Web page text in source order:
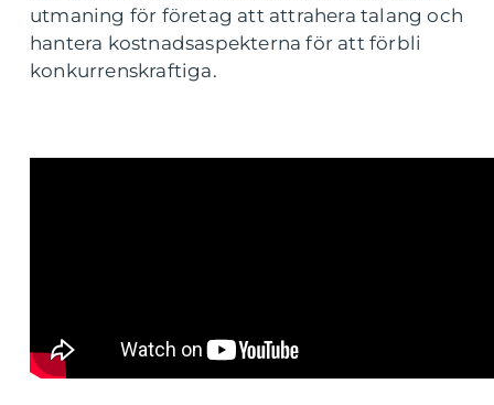
utmaning för företag att attrahera talang och
hantera kostnadsaspekterna för att förbli
konkurrenskraftiga.